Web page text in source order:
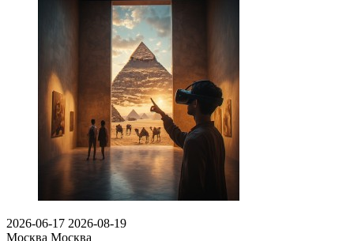
2026-06-17 2026-08-19
Москва Москва